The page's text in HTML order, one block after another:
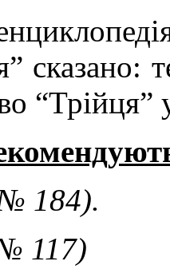
“Трійця”
184).
117)